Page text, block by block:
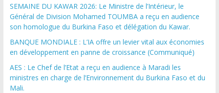
SEMAINE DU KAWAR 2026: Le Ministre de l’Intérieur, le
Général de Division Mohamed TOUMBA a reçu en audience
son homologue du Burkina Faso et délégation du Kawar.
BANQUE MONDIALE : L’IA offre un levier vital aux économies
en développement en panne de croissance (Communiqué)
AES : Le Chef de l’Etat a reçu en audience à Maradi les
ministres en charge de l’Environnement du Burkina Faso et du
Mali.